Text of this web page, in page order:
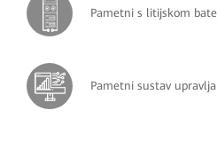
Pametni s litijskom
Pametni sustav